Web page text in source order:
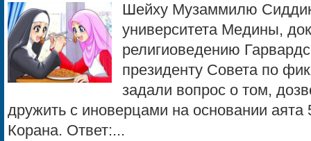
Шейху Музаммилю
университета Медины,
религиоведению
президенту Совета по
задали вопрос о том,
дружить с иноверцами на основании
Корана. Ответ:...